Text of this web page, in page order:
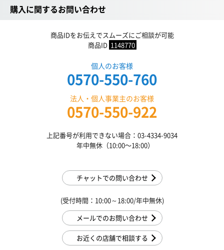
購入に関するお問い合わせ
商品IDをお伝えでスムーズにご相談が可能
商品ID 1148770
個人のお客様
0570-550-760
法人・個人事業主のお客様
0570-550-922
上記番号が利用できない場合：03-4334-9034
年中無休（10:00〜18:00）
チャットでの問い合わせ
(受付時間：10:00～18:00/年中無休)
メールでのお問い合わせ
お近くの店舗で相談する